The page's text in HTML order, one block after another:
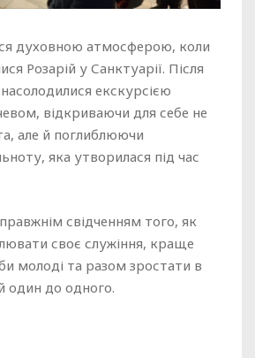
духовною атмосферою, коли
Розарій у Санктуарії. Після
екскурсією
відкриваючи для себе не
але й поглиблюючи
яка утворилася під час
свідченням того, як
своє служіння, краще
молоді та разом зростати в
один до одного.